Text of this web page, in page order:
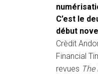
C’est le
début
Crèdit
Financial
revues The